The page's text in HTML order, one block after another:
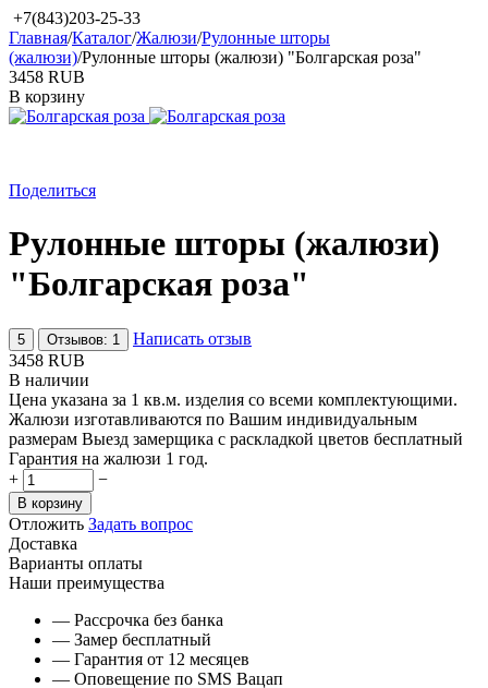
+7(843)203-25-33
Главная/Каталог/Жалюзи/Рулонные шторы
(жалюзи)/Рулонные шторы (жалюзи) "Болгарская роза"
‍3458‍ RUB
В корзину
Поделиться
Рулонные шторы (жалюзи)
"Болгарская роза"
5 Отзывов: 1
Написать отзыв
‍3458‍ RUB
В наличии
Цена указана за 1 кв.м. изделия со всеми комплектующими.
Жалюзи изготавливаются по Вашим индивидуальным
размерам Выезд замерщика с раскладкой цветов бесплатный
Гарантия на жалюзи 1 год.
+
−
В корзину
Отложить Задать вопрос
Доставка
Варианты оплаты
Наши преимущества
— Рассрочка без банка
— Замер бесплатный
— Гарантия от 12 месяцев
— Оповещение по SMS Вацап